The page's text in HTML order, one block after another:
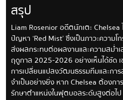
สรุป
Liam Rosenior อดีตนักเตะ
ปัญหา ‘Red Mist’ ซึ่งเป็นภาวะความโ
ส่งผลกระทบต่อผลงานและความสม่ำ
ฤดูกาล 2025-2026 อย่างเห็นได้ชัด
การเปลี่ยนแปลงวัฒนธรรมทีมและกา
จำเป็นอย่างยิ่ง หาก Chelsea ต้องกา
รักษาตำแหน่งในฟุตบอลระดับสูงต่อไป